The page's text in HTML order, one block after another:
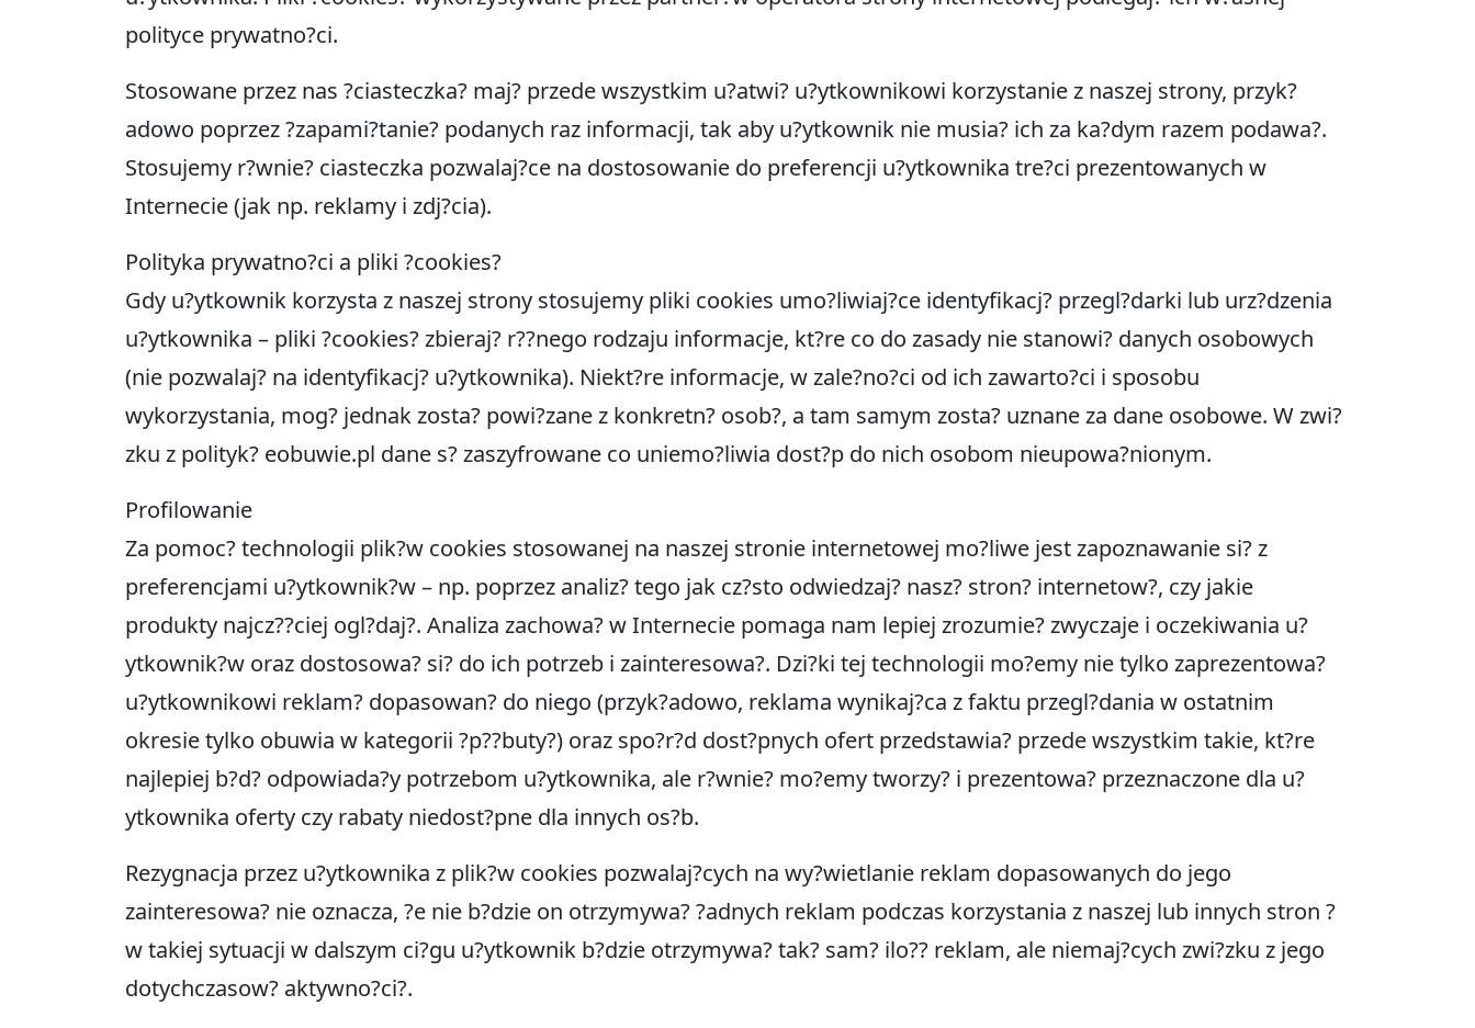
polityce prywatno?ci.
Stosowane przez nas ?ciasteczka? maj? przede wszystkim u?atwi? u?ytkownikowi korzystanie z naszej strony, przyk?
adowo poprzez ?zapami?tanie? podanych raz informacji, tak aby u?ytkownik nie musia? ich za ka?dym razem podawa?.
Stosujemy r?wnie? ciasteczka pozwalaj?ce na dostosowanie do preferencji u?ytkownika tre?ci prezentowanych w
Internecie (jak np. reklamy i zdj?cia).
Polityka prywatno?ci a pliki ?cookies?
Gdy u?ytkownik korzysta z naszej strony stosujemy pliki cookies umo?liwiaj?ce identyfikacj? przegl?darki lub urz?dzenia
u?ytkownika – pliki ?cookies? zbieraj? r??nego rodzaju informacje, kt?re co do zasady nie stanowi? danych osobowych
(nie pozwalaj? na identyfikacj? u?ytkownika). Niekt?re informacje, w zale?no?ci od ich zawarto?ci i sposobu
wykorzystania, mog? jednak zosta? powi?zane z konkretn? osob?, a tam samym zosta? uznane za dane osobowe. W zwi?
zku z polityk? eobuwie.pl dane s? zaszyfrowane co uniemo?liwia dost?p do nich osobom nieupowa?nionym.
Profilowanie
Za pomoc? technologii plik?w cookies stosowanej na naszej stronie internetowej mo?liwe jest zapoznawanie si? z
preferencjami u?ytkownik?w – np. poprzez analiz? tego jak cz?sto odwiedzaj? nasz? stron? internetow?, czy jakie
produkty najcz??ciej ogl?daj?. Analiza zachowa? w Internecie pomaga nam lepiej zrozumie? zwyczaje i oczekiwania u?
ytkownik?w oraz dostosowa? si? do ich potrzeb i zainteresowa?. Dzi?ki tej technologii mo?emy nie tylko zaprezentowa?
u?ytkownikowi reklam? dopasowan? do niego (przyk?adowo, reklama wynikaj?ca z faktu przegl?dania w ostatnim
okresie tylko obuwia w kategorii ?p??buty?) oraz spo?r?d dost?pnych ofert przedstawia? przede wszystkim takie, kt?re
najlepiej b?d? odpowiada?y potrzebom u?ytkownika, ale r?wnie? mo?emy tworzy? i prezentowa? przeznaczone dla u?
ytkownika oferty czy rabaty niedost?pne dla innych os?b.
Rezygnacja przez u?ytkownika z plik?w cookies pozwalaj?cych na wy?wietlanie reklam dopasowanych do jego
zainteresowa? nie oznacza, ?e nie b?dzie on otrzymywa? ?adnych reklam podczas korzystania z naszej lub innych stron ?
w takiej sytuacji w dalszym ci?gu u?ytkownik b?dzie otrzymywa? tak? sam? ilo?? reklam, ale niemaj?cych zwi?zku z jego
dotychczasow? aktywno?ci?.